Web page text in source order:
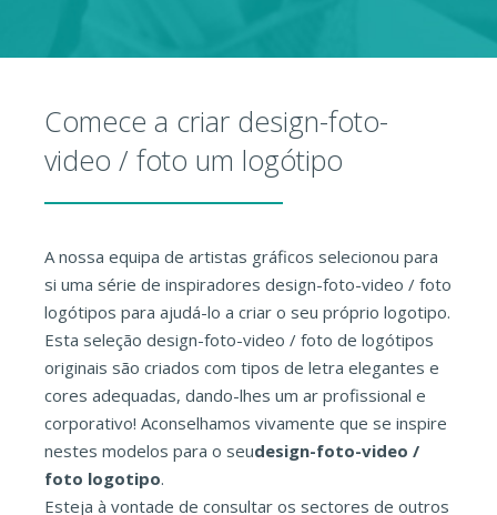
Comece a criar design-foto-
video / foto um logótipo
A nossa equipa de artistas gráficos selecionou para
si uma série de inspiradores design-foto-video / foto
logótipos para ajudá-lo a criar o seu próprio logotipo.
Esta seleção design-foto-video / foto de logótipos
originais são criados com tipos de letra elegantes e
cores adequadas, dando-lhes um ar profissional e
corporativo! Aconselhamos vivamente que se inspire
nestes modelos para o seudesign-foto-video /
foto logotipo.
Esteja à vontade de consultar os sectores de outros